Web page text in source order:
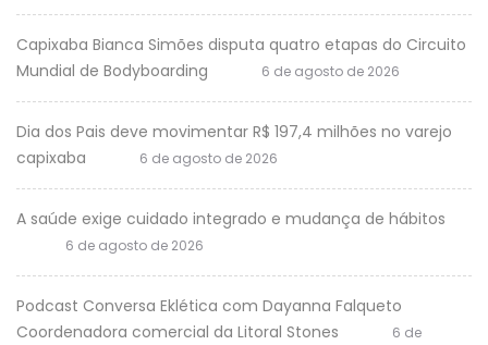
Capixaba Bianca Simões disputa quatro etapas do Circuito
Mundial de Bodyboarding
6 de agosto de 2026
Dia dos Pais deve movimentar R$ 197,4 milhões no varejo
capixaba
6 de agosto de 2026
A saúde exige cuidado integrado e mudança de hábitos
6 de agosto de 2026
Podcast Conversa Eklética com Dayanna Falqueto
Coordenadora comercial da Litoral Stones
6 de